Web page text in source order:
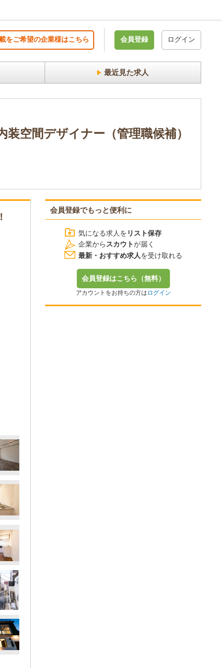
をご希望の企業様はこちら 会員登録 ログイン
最近見た求人
空間デザイナー（管理職候補）
会員登録でもっと便利に
気になる求人を リスト保存
企業から スカウトが届く
最新・おすすめ求人を受け取れる
会員登録はこちら（無料）
アカウントをお持ちの方は ログイン